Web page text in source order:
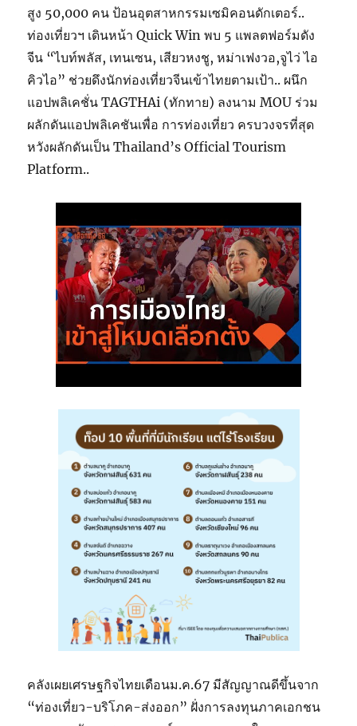
สูง 50,000 คน ป้อนอุตสาหกรรมเซมิคอนดักเตอร์..
ท่องเที่ยวฯ เดินหน้า Quick Win พบ 5 แพลตฟอร์มดัง
จีน “ไบท์พลัส, เทนเซน, เสียวหงชู, หม่าเฟงวอ,จูไว่ ไอ
คิวไอ” ช่วยดึงนักท่องเที่ยวจีนเข้าไทยตามเป้า.. ผนึก
แอปพลิเคชั่น TAGTHAi (ทักทาย) ลงนาม MOU ร่วม
ผลักดันแอปพลิเคชันเพื่อ การท่องเที่ยว ครบวงจรที่สุด
หวังผลักดันเป็น Thailand’s Official Tourism
Platform..
คลังเผยเศรษฐกิจไทยเดือนม.ค.67 มีสัญญาณดีขึ้นจาก
“ท่องเที่ยว-บริโภค-ส่งออก” ฝั่งการลงทุนภาคเอกชน